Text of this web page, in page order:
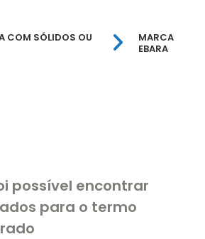
COM SÓLIDOS OU
MARCA
EBARA
possível encontrar
para o termo